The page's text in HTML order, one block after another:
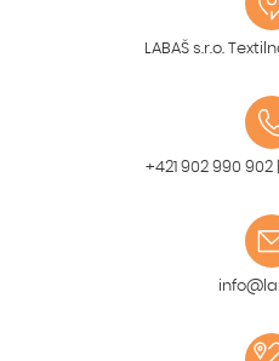
LABAŠ s.r.o.
+421 902 990 902